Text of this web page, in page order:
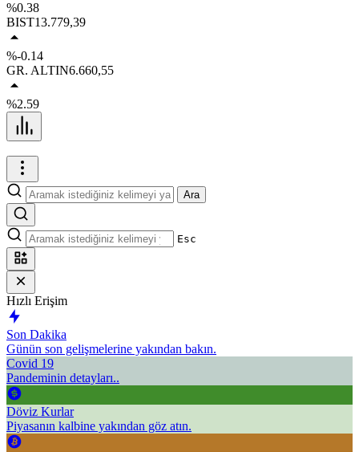
%0.38
BIST13.779,39
%-0.14
GR. ALTIN6.660,55
%2.59
Ara
Esc
Hızlı Erişim
Son Dakika
Günün son gelişmelerine yakından bakın.
Covid 19
Pandeminin detayları..
Döviz Kurlar
Piyasanın kalbine yakından göz atın.